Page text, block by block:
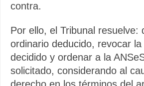
contra.
Por ello, el Tribunal
ordinario deducido, revocar
decidido y ordenar a la
solicitado, considerando al